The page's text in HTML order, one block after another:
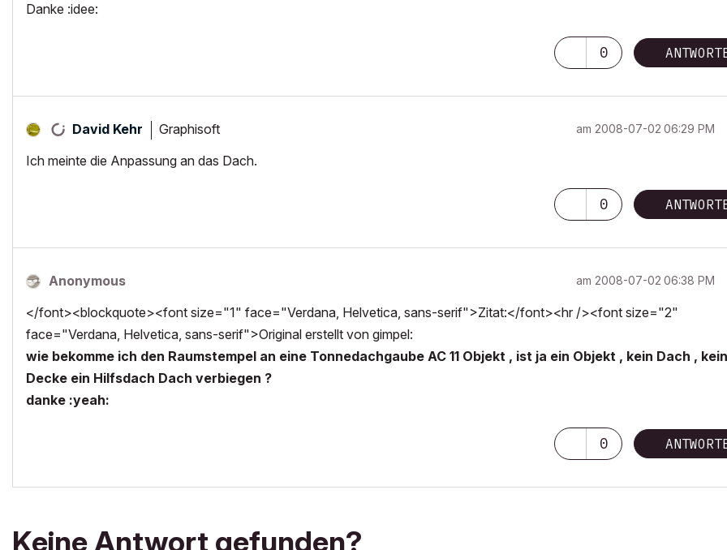
Danke :idee:
0
David Kehr Graphisoft am ‎2008-07-02 06:29 PM
Ich meinte die Anpassung an das Dach.
0
Anonymous am ‎2008-07-02 06:38 PM
</font><blockquote><font size="1" face="Verdana, Helvetica, sans-serif">Zitat:</font><hr /><font size="2"
face="Verdana, Helvetica, sans-serif">Original erstellt von gimpel:
wie bekomme ich den Raumstempel an eine Tonnedachgaube AC 11 Objekt , ist ja ein Objekt , kein Dach ,
Decke ein Hilfsdach Dach verbiegen ?
danke :yeah:
0
Keine Antwort gefunden?